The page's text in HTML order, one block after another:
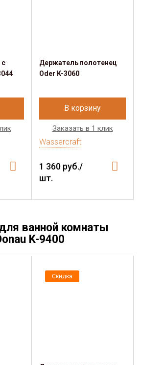
с
Держатель полотенец
Oder K-3060
В корзину
Заказать в 1 клик
Wassercraft
1 360 руб./
шт.
ванной комнаты
K-9400
Скидка